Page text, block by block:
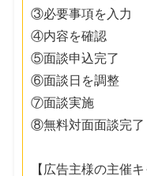
③必要事項を入力
④内容を確認
⑤面談申込完了
⑥面談日を調整
⑦面談実施
⑧無料対面面談完了
【広告主様の主催